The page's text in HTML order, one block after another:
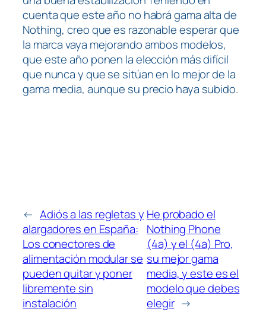
cuenta que este año no habrá gama alta de
Nothing, creo que es razonable esperar que
la marca vaya mejorando ambos modelos,
que este año ponen la elección más difícil
que nunca y que se sitúan en lo mejor de la
gama media, aunque su precio haya subido.
← Adiós a las regletas y
alargadores en España:
Los conectores de
alimentación modular se
pueden quitar y poner
libremente sin
instalación
He probado el
Nothing Phone
(4a) y el (4a) Pro,
su mejor gama
media, y este es el
modelo que debes
elegir →